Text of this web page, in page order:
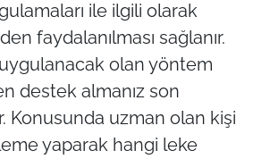
ile ilgili olarak
faydalanılması sağlanır.
olan yöntem
destek almanız son
Konusunda uzman olan kişi
yaparak hangi leke